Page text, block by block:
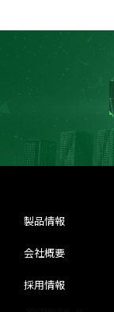
製品情報
会社概要
採用情報